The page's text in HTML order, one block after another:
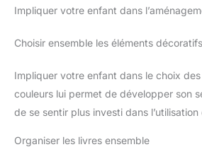
Impliquer votre enfant dans
Choisir ensemble les éléments décoratifs
Impliquer votre enfant dans le choix
couleurs lui permet de développer son
de se sentir plus investi dans l’utilisation
Organiser les livres ensemble